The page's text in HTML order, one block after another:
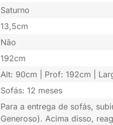
Saturno
13,5cm
Não
192cm
Alt: 90cm | Prof: 192cm |
Sofás: 12 meses
Para a entrega de sofás,
Generoso). Acima disso,